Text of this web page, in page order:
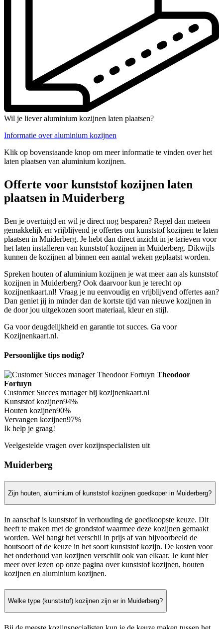
Wil je liever aluminium kozijnen laten plaatsen?
Informatie over aluminium kozijnen
Klik op bovenstaande knop om meer informatie te vinden over het
laten plaatsen van aluminium kozijnen.
Offerte voor kunststof kozijnen laten
plaatsen in Muiderberg
Ben je overtuigd en wil je direct nog besparen? Regel dan meteen
gemakkelijk en vrijblijvend je offertes om kunststof kozijnen te laten
plaatsen in Muiderberg. Je hebt dan direct inzicht in je tarieven voor
het laten installeren van kunststof kozijnen in Muiderberg. Dikwijls
kunnen de kozijnen al binnen een aantal weken geplaatst worden.
Spreken houten of aluminium kozijnen je wat meer aan als kunststof
kozijnen in Muiderberg? Ook daarvoor kun je terecht op
kozijnenkaart.nl! Vraag je nu eenvoudig en vrijblijvend offertes aan?
Dan geniet jij in minder dan de kortste tijd van nieuwe kozijnen in
de door jou uitgekozen soort materiaal, kleur en stijl.
Ga voor deugdelijkheid en garantie tot succes. Ga voor
Kozijnenkaart.nl.
Persoonlijke tips nodig?
Theodoor
Fortuyn
Customer Succes manager bij kozijnenkaart.nl
Kunststof kozijnen94%
Houten kozijnen90%
Vervangen kozijnen97%
Ik help je graag!
Veelgestelde vragen over kozijnspecialisten uit
Muiderberg
Zijn houten, aluminium of kunststof kozijnen goedkoper in Muiderberg?
In aanschaf is kunststof in verhouding de goedkoopste keuze. Dit
heeft te maken met de grondstof waarmee deze kozijnen gemaakt
worden. Wel hangt het verschil in prijs af van bijvoorbeeld de
houtsoort of de keuze in het soort kunststof kozijn. De kosten voor
het onderhoud van kozijnen verschilt ook van elkaar. Je kunt hier
meer over lezen op onze pagina over kunststof kozijnen, houten
kozijnen en aluminium kozijnen.
Welke type (kunststof) kozijnen zijn er in Muiderberg?